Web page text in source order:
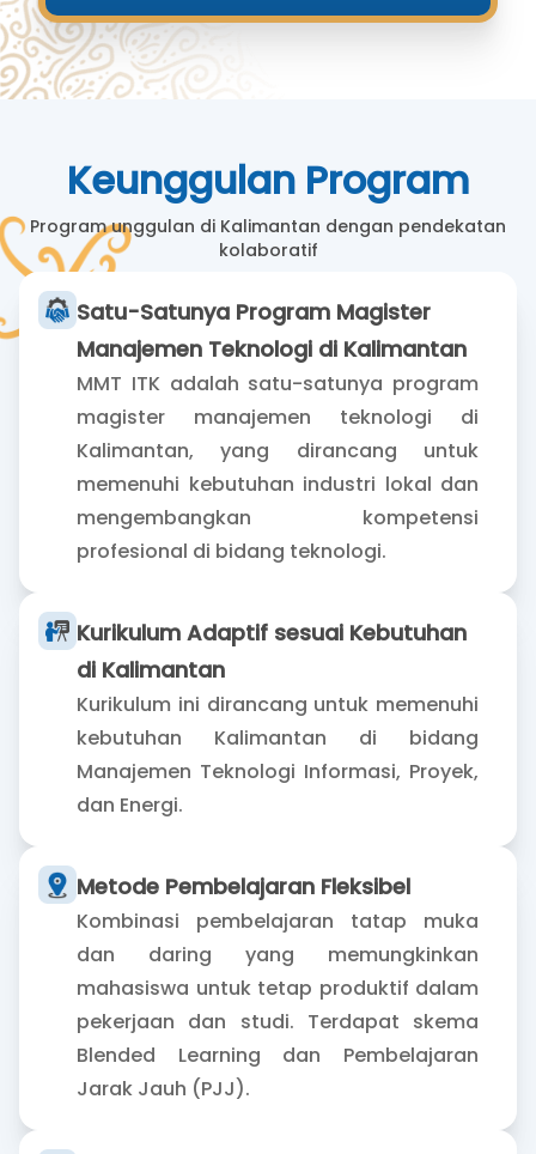
Keunggulan Program
Program unggulan di Kalimantan dengan pendekatan
kolaboratif
Satu-Satunya Program Magister
Manajemen Teknologi di Kalimantan
MMT ITK adalah satu-satunya program
magister manajemen teknologi di
Kalimantan, yang dirancang untuk
memenuhi kebutuhan industri lokal dan
mengembangkan kompetensi
profesional di bidang teknologi.
Kurikulum Adaptif sesuai Kebutuhan
di Kalimantan
Kurikulum ini dirancang untuk memenuhi
kebutuhan Kalimantan di bidang
Manajemen Teknologi Informasi, Proyek,
dan Energi.
Metode Pembelajaran Fleksibel
Kombinasi pembelajaran tatap muka
dan daring yang memungkinkan
mahasiswa untuk tetap produktif dalam
pekerjaan dan studi. Terdapat skema
Blended Learning dan Pembelajaran
Jarak Jauh (PJJ).